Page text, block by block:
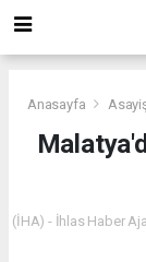
Anasayfa
(İHA) - İhlas Haber